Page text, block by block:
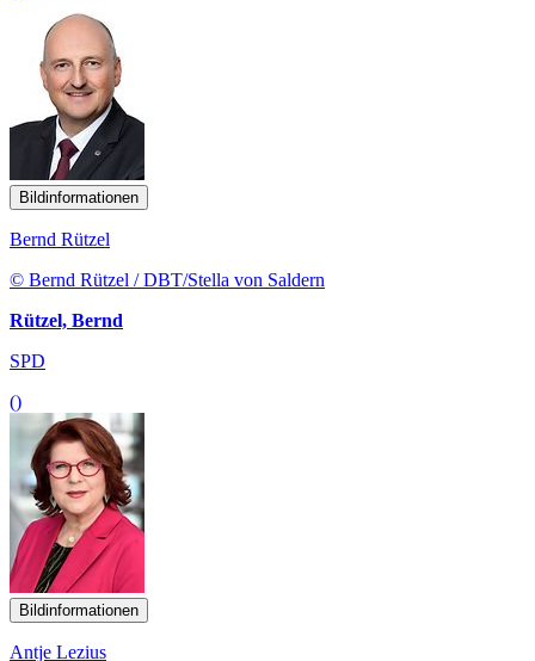
Bildinformationen
Bernd Rützel
© Bernd Rützel / DBT/Stella von Saldern
Rützel, Bernd
SPD
()
Bildinformationen
Antje Lezius